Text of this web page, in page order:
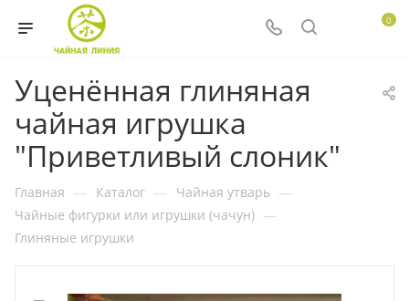
0
Уценённая глиняная
чайная игрушка
"Приветливый слоник"
Главная — Каталог — Чайная утварь —
Чайные фигурки или игрушки (чачун) —
Глиняные игрушки